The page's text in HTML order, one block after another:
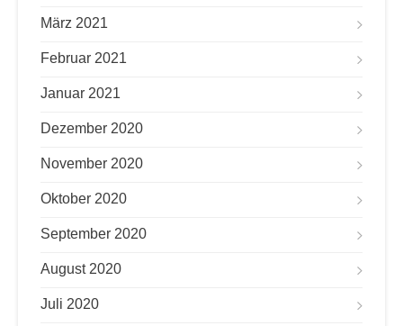
März 2021
Februar 2021
Januar 2021
Dezember 2020
November 2020
Oktober 2020
September 2020
August 2020
Juli 2020